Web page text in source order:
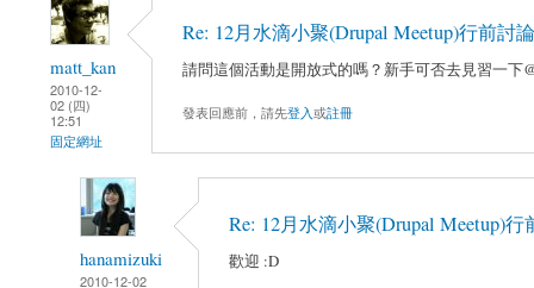
matt_kan
2010-12-
02 (四)
12:51
固定網址
Re: 12月水滴小聚(Drupal Meetup)行前討論
請問這個活動是開放式的嗎？新手可否去見習一下
發表回應前，請先登入或註冊
hanamizuki
2010-12-02
Re: 12月水滴小聚(Drupal Meetup)行
歡迎 :D